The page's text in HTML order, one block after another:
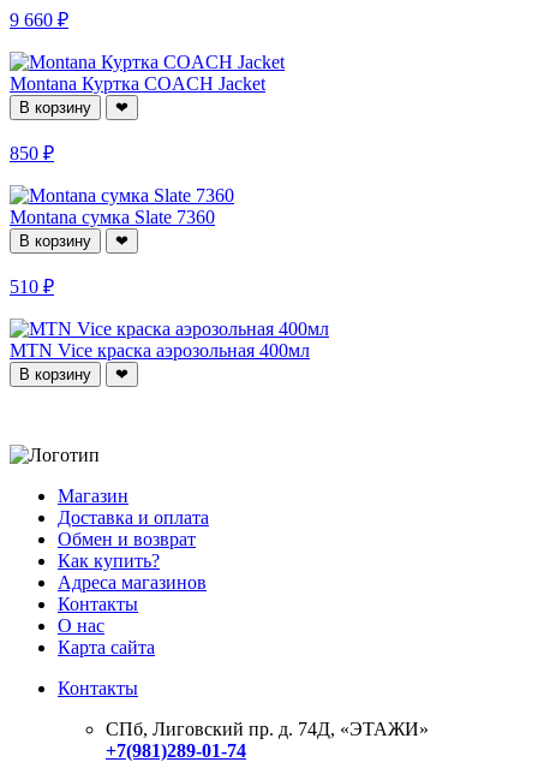
9 660 ₽
Montana Куртка COACH Jacket
В корзину ❤
850 ₽
Montana сумка Slate 7360
В корзину ❤
510 ₽
MTN Vice краска аэрозольная 400мл
В корзину ❤
Магазин
Доставка и оплата
Обмен и возврат
Как купить?
Адреса магазинов
Контакты
О нас
Карта сайта
Контакты
СПб, Лиговский пр. д. 74Д, «ЭТАЖИ»
+7(981)289-01-74